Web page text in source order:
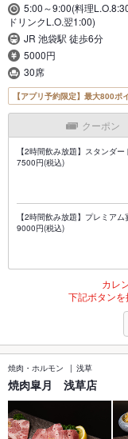
5:00～9:00(料理
ドリンクL.O.翌1:00)
JR 池袋駅 徒歩6分
5000円
30席
【アプリ予約限定】最大800ポ
クーポン
【2時間飲み放題】スタンダ
7500円(税込)
【2時間飲み放題】プレミア
9000円(税込)
カレ
下記ボタンを
焼肉・ホルモン 浅草
焼肉皐月 浅草店